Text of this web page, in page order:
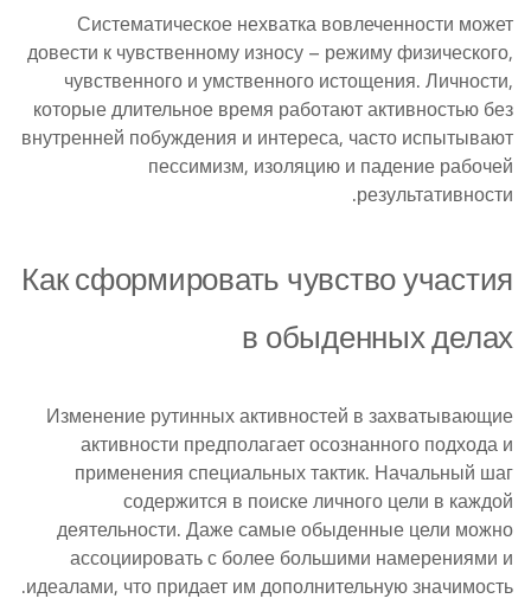
Систематическое нехватка вовлеченности может
довести к чувственному износу – режиму физического,
чувственного и умственного истощения. Личности,
которые длительное время работают активностью без
внутренней побуждения и интереса, часто испытывают
пессимизм, изоляцию и падение рабочей
результативности.
Как сформировать чувство участия
в обыденных делах
Изменение рутинных активностей в захватывающие
активности предполагает осознанного подхода и
применения специальных тактик. Начальный шаг
содержится в поиске личного цели в каждой
деятельности. Даже самые обыденные цели можно
ассоциировать с более большими намерениями и
идеалами, что придает им дополнительную значимость.